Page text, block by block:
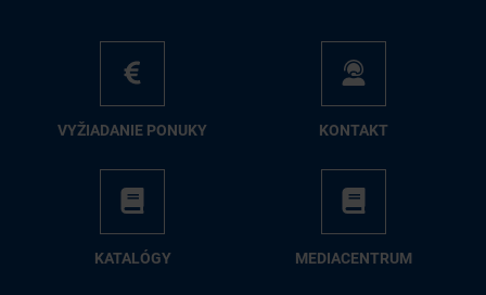
VY­ŽIA­DA­NIE PO­NU­KY KON­TAKT
KA­TA­LÓ­GY ME­DIA­CEN­TRUM